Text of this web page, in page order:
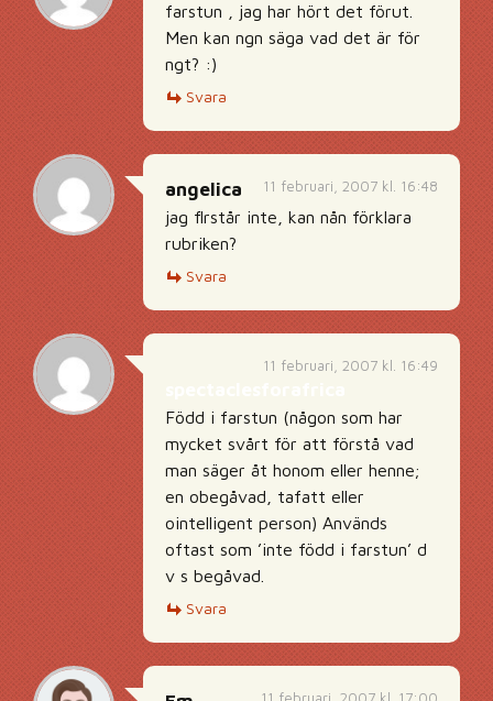
farstun , jag har hört det förut.
Men kan ngn säga vad det är för
ngt? :)
Svara
11 februari, 2007 kl. 16:48
angelica
jag flrstår inte, kan nån förklara
rubriken?
Svara
11 februari, 2007 kl. 16:49
Född i farstun (någon som har
mycket svårt för att förstå vad
man säger åt honom eller henne;
en obegåvad, tafatt eller
ointelligent person) Används
oftast som ’inte född i farstun’ d
v s begåvad.
Svara